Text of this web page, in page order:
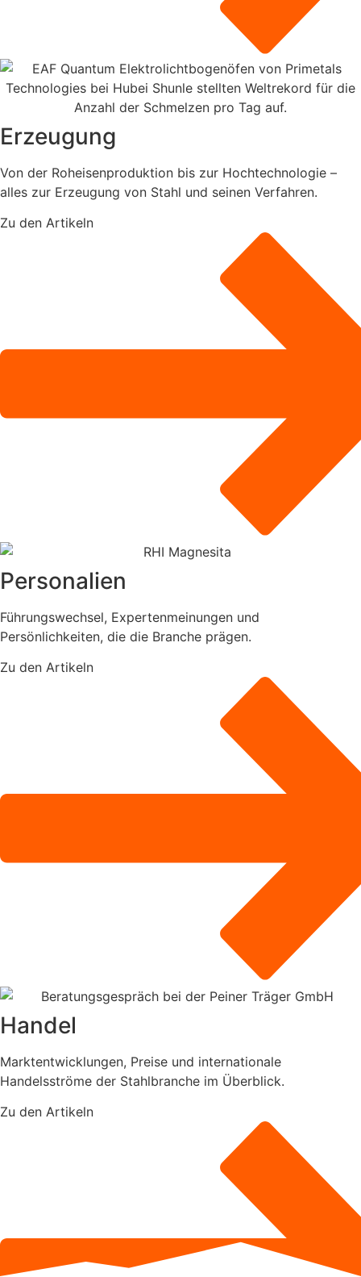
Erzeugung
Von der Roheisenproduktion bis zur Hochtechnologie –
alles zur Erzeugung von Stahl und seinen Verfahren.
Zu den Artikeln
Personalien
Führungswechsel, Expertenmeinungen und
Persönlichkeiten, die die Branche prägen.
Zu den Artikeln
Handel
Marktentwicklungen, Preise und internationale
Handelsströme der Stahlbranche im Überblick.
Zu den Artikeln